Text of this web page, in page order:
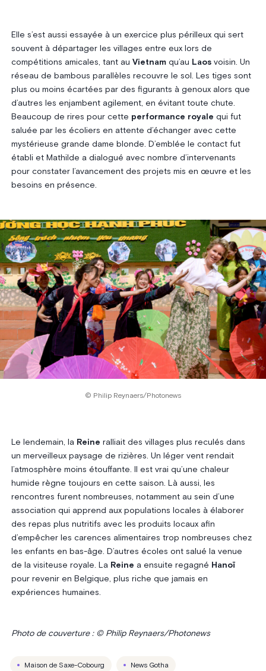
E lle s’est aussi essayée à un exercice plus périlleux qui sert
souvent à départager les villages entre eux lors de
compétitions amicales, tant au Vietnamqu’au Laosvoisin. Un
réseau de bambous parallèles recouvre le sol. Les tiges sont
plus ou moins écartées par des figurants à genoux alors que
d’autres les enjambent agilement, en évitant toute chute.
Beaucoup de rires pour cette performance royale qui fut
saluée par les écoliers en attente d’échanger avec cette
mystérieuse grande dame blonde. D’emblée le contact fut
établi et Mathilde a dialogué avec nombre d’intervenants
pour constater l’avancement des projets mis en œuvre et les
besoins en présence.
© Philip Reynaers/Photonews
Le lendemain, la Reine ralliait des villages plus reculés dans
un merveilleux paysage de rizières. Un léger vent rendait
l’atmosphère moins étouffante. Il est vrai qu’une chaleur
humide règne toujours en cette saison. Là aussi, les
rencontres furent nombreuses, notamment au sein d’une
association qui apprend aux populations locales à élaborer
des repas plus nutritifs avec les produits locaux afin
d’empêcher les carences alimentaires trop nombreuses chez
les enfants en bas-âge. D’autres écoles ont salué la venue
de la visiteuse royale. La Reine a ensuite regagné Hanoï
pour revenir en Belgique, plus riche que jamais en
expériences humaines.
Photo de couverture : © Philip Reynaers/Photonews
Maison de Saxe-Cobourg News Gotha